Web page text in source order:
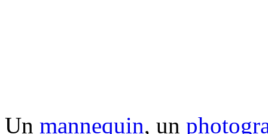
Un mannequin, un